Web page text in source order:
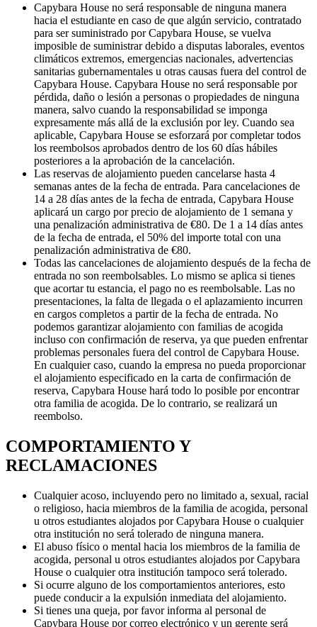
Capybara House no será responsable de ninguna manera
hacia el estudiante en caso de que algún servicio, contratado
para ser suministrado por Capybara House, se vuelva
imposible de suministrar debido a disputas laborales, eventos
climáticos extremos, emergencias nacionales, advertencias
sanitarias gubernamentales u otras causas fuera del control de
Capybara House. Capybara House no será responsable por
pérdida, daño o lesión a personas o propiedades de ninguna
manera, salvo cuando la responsabilidad se imponga
expresamente más allá de la exclusión por ley. Cuando sea
aplicable, Capybara House se esforzará por completar todos
los reembolsos aprobados dentro de los 60 días hábiles
posteriores a la aprobación de la cancelación.
Las reservas de alojamiento pueden cancelarse hasta 4
semanas antes de la fecha de entrada. Para cancelaciones de
14 a 28 días antes de la fecha de entrada, Capybara House
aplicará un cargo por precio de alojamiento de 1 semana y
una penalización administrativa de €80. De 1 a 14 días antes
de la fecha de entrada, el 50% del importe total con una
penalización administrativa de €80.
Todas las cancelaciones de alojamiento después de la fecha de
entrada no son reembolsables. Lo mismo se aplica si tienes
que acortar tu estancia, el pago no es reembolsable. Las no
presentaciones, la falta de llegada o el aplazamiento incurren
en cargos completos a partir de la fecha de entrada. No
podemos garantizar alojamiento con familias de acogida
incluso con confirmación de reserva, ya que pueden enfrentar
problemas personales fuera del control de Capybara House.
En cualquier caso, cuando la empresa no pueda proporcionar
el alojamiento especificado en la carta de confirmación de
reserva, Capybara House hará todo lo posible por encontrar
otra familia de acogida. De lo contrario, se realizará un
reembolso.
COMPORTAMIENTO Y
RECLAMACIONES
Cualquier acoso, incluyendo pero no limitado a, sexual, racial
o religioso, hacia miembros de la familia de acogida, personal
u otros estudiantes alojados por Capybara House o cualquier
otra institución no será tolerado de ninguna manera.
El abuso físico o mental hacia los miembros de la familia de
acogida, personal u otros estudiantes alojados por Capybara
House o cualquier otra institución tampoco será tolerado.
Si ocurre alguno de los comportamientos anteriores, esto
puede conducir a la expulsión inmediata del alojamiento.
Si tienes una queja, por favor informa al personal de
Capybara House por correo electrónico y un gerente será